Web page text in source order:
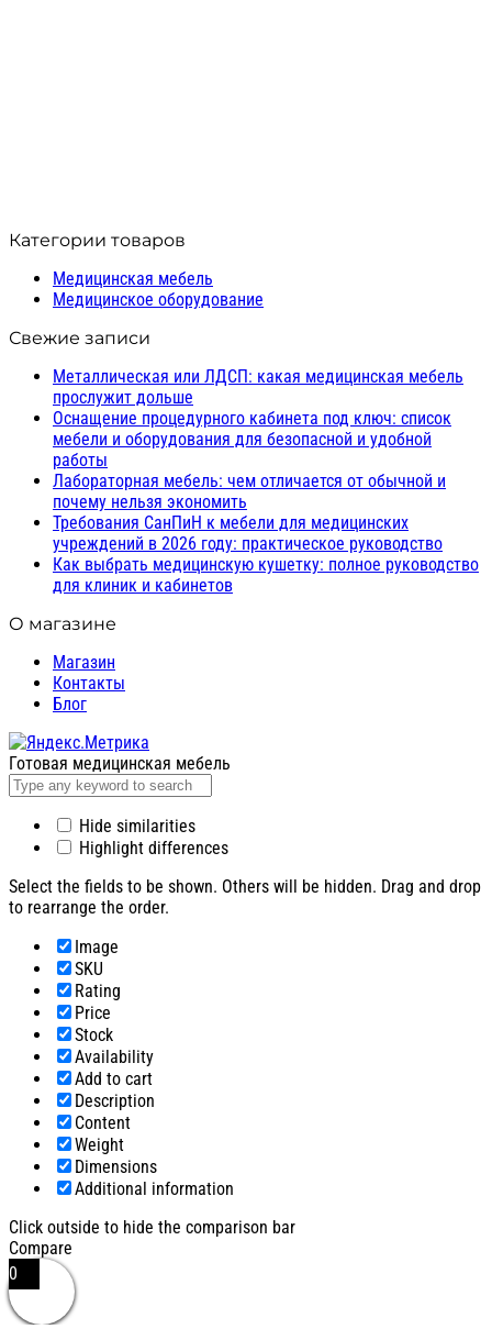
Категории товаров
Медицинская мебель
Медицинское оборудование
Свежие записи
Металлическая или ЛДСП: какая медицинская мебель
прослужит дольше
Оснащение процедурного кабинета под ключ: список
мебели и оборудования для безопасной и удобной
работы
Лабораторная мебель: чем отличается от обычной и
почему нельзя экономить
Требования СанПиН к мебели для медицинских
учреждений в 2026 году: практическое руководство
Как выбрать медицинскую кушетку: полное руководство
для клиник и кабинетов
О магазине
Магазин
Контакты
Блог
Готовая медицинская мебель
Hide similarities
Highlight differences
Select the fields to be shown. Others will be hidden. Drag and drop
to rearrange the order.
Image
SKU
Rating
Price
Stock
Availability
Add to cart
Description
Content
Weight
Dimensions
Additional information
Click outside to hide the comparison bar
Compare
0